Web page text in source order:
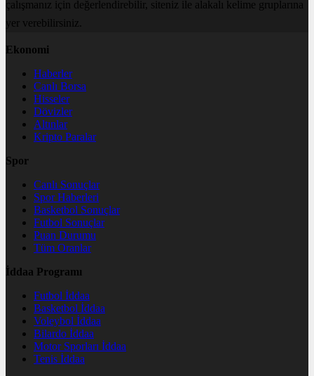
çalışmanız için değerlendirebilir, siteniz ile alakalı kelime gruplarına
yer verebilirsiniz.
Ekonomi
Haberler
Canlı Borsa
Hisseler
Dövizler
Altınlar
Kripto Paralar
Spor
Canlı Sonuçlar
Spor Haberleri
Basketbol Sonuçlar
Futbol Sonuçlar
Puan Durumu
Tüm Oranlar
İddaa Programı
Futbol İddaa
Basketbol İddaa
Voleybol İddaa
Bilardo İddaa
Motor Sporları İddaa
Tenis İddaa